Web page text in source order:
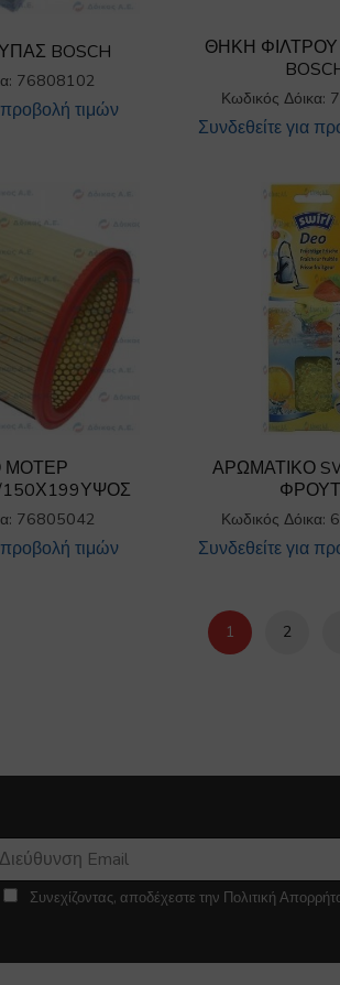
BOSCH
76808102
προβολή τιμών
ΘΗΚΗ
Κωδικός Δόικα:
Συνδεθείτε για
ΜΟΤΕΡ
76805042
προβολή τιμών
ΑΡΩΜΑΤΙΚΟ
Κωδικός Δόικα:
Συνδεθείτε για
1 2
Συνεχίζοντας, αποδέχεστε την Πολιτική